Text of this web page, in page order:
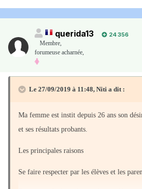
querida13
24 356
Membre,
forumeuse acharnée,
Le 27/09/2019 à 11:48, Niti a dit :
Ma femme est instit depuis 26 ans son
et ses résultats probants.
Les principales raisons
Se faire respecter par les élèves et les